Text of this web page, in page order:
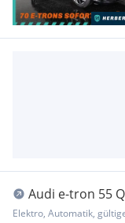
Audi e-tron 55
103.048,-- / MA...
Elektro, Automatik,